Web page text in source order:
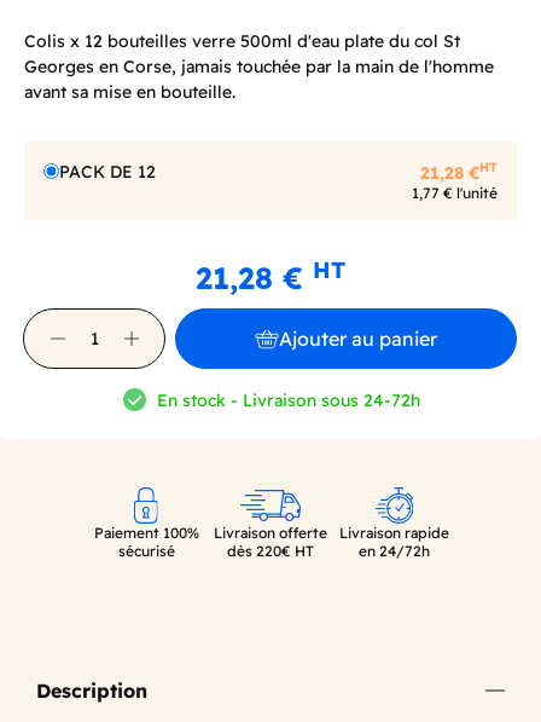
Colis x 12 bouteilles verre 500ml d'eau plate du col St
Georges en Corse, jamais touchée par la main de l'homme
avant sa mise en bouteille.
PACK DE 12 21,28 €HT
1,77 € l'unité
21,28 € HT
Ajouter au panier
En stock - Livraison sous 24-72h
Paiement 100%
sécurisé
Livraison offerte
dès 220€ HT
Livraison rapide
en 24/72h
Description